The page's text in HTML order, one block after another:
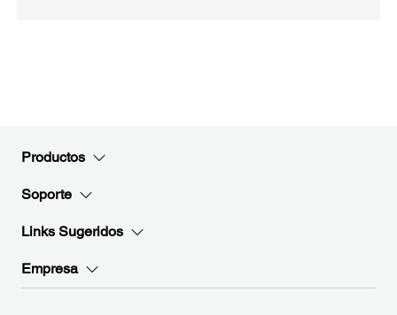
Productos
Soporte
Links Sugeridos
Empresa